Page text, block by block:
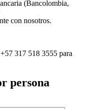
(Bancolombia,
con nosotros.
317 518 3555 para
persona